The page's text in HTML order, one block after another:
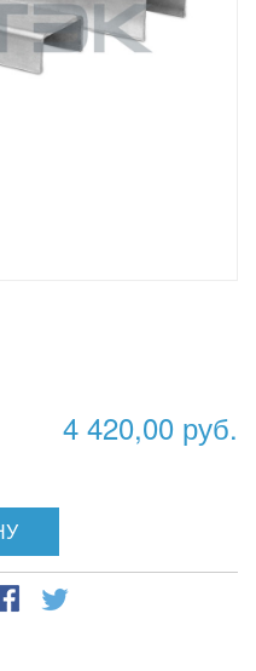
4 420,00 руб.